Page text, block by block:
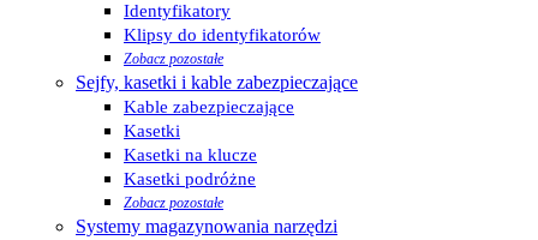
Identyfikatory
Klipsy do identyfikatorów
Zobacz pozostałe
Sejfy, kasetki i kable zabezpieczające
Kable zabezpieczające
Kasetki
Kasetki na klucze
Kasetki podróżne
Zobacz pozostałe
Systemy magazynowania narzędzi